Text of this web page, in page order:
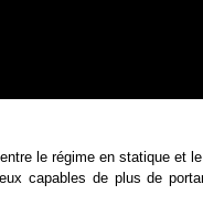
le régime en statique et
capables de plus de